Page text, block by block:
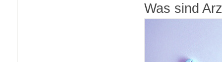
Was sind